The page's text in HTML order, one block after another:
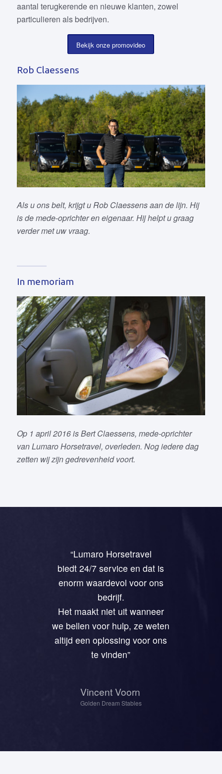
aantal terugkerende en nieuwe klanten, zowel
particulieren als bedrijven.
Bekijk onze promovideo
Rob Claessens
Als u ons belt, krijgt u Rob Claessens aan de lijn. Hij
is de mede-oprichter en eigenaar. Hij helpt u graag
verder met uw vraag.
In memoriam
Op 1 april 2016 is Bert Claessens, mede-oprichter
van Lumaro Horsetravel, overleden. Nog iedere dag
zetten wij zijn gedrevenheid voort.
“Lumaro Horsetravel
biedt 24/7 service en dat is
enorm waardevol voor ons
bedrijf.
Het maakt niet uit wanneer
we bellen voor hulp, ze weten
altijd een oplossing voor ons
te vinden”
Vincent Voorn
Golden Dream Stables